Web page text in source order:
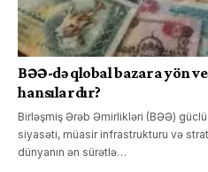
BƏƏ-də qlobal bazara yön
hansılardır?
Birləşmiş Ərəb Əmirlikləri (BƏƏ)
siyasəti, müasir infrastrukturu və
dünyanın ən sürətlə…